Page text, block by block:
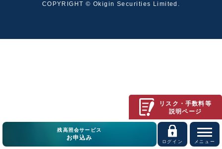
残高照会サービス
お申込み
ログイン メニュー
リスク・手数料等
説明ページ
COPYRIGHT © Okigin Securities Limited.